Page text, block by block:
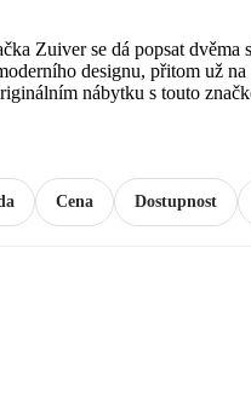
Zuiver se dá popsat
designu, přitom už
nábytku s touto
Cena Dostupnost